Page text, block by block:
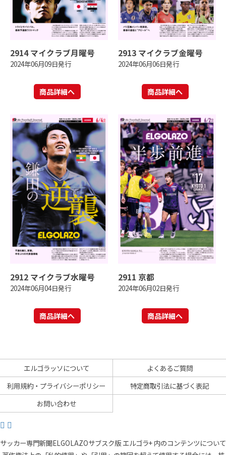
2914 マイクラブ月曜号
2024年06月09日発行
商品詳細へ
2913 マイクラブ金曜号
2024年06月06日発行
商品詳細へ
2912 マイクラブ水曜号
2024年06月04日発行
商品詳細へ
2911 京都
2024年06月02日発行
商品詳細へ
エルゴラッソについて
よくあるご質問
利用規約・プライバシーポリシー
特定商取引法に基づく表記
お問い合わせ
サッカー専門新聞ELGOLAZOサブスク版 エルゴラ+ 内のコンテンツについて